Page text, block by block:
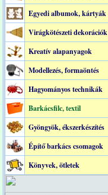
Egyedi albumok, kártyák
Virágkötészeti dekorációk
Kreatív alapanyagok
Modellezés, formaöntés
Hagyományos technikák
Barkácsfilc, textil
Gyöngyök, ékszerkészítés
Építő barkács csomagok
Könyvek, ötletek